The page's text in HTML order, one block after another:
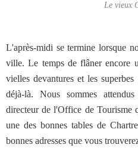
Le vieux
L'après-midi se termine lorsque
ville. Le temps de flâner encore
vielles devantures et les
déjà-là. Nous sommes
directeur de l'Office de Tourisme
une des bonnes tables de
bonnes adresses que vous